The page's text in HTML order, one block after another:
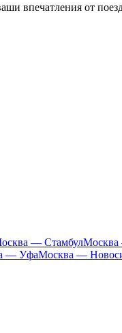
впечатления от
— СтамбулМосква
— УфаМосква —